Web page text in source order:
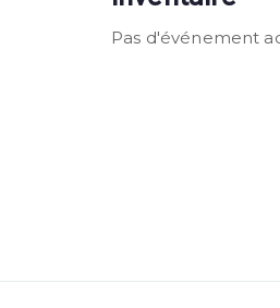
Pas d'événement